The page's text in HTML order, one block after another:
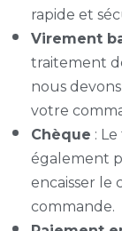
rapide et
Virement
traitement
nous
votre
Chèque :
également
encaisser le
commande.